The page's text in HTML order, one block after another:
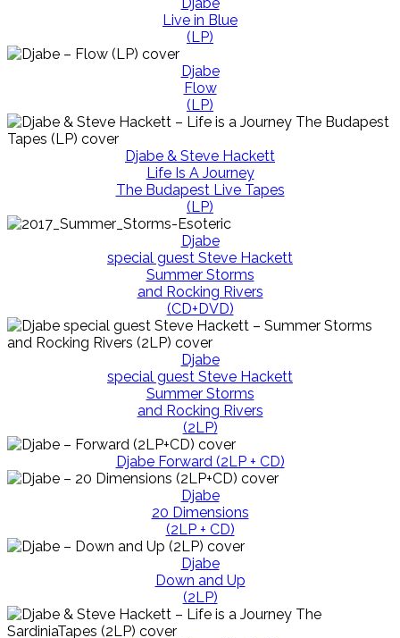
Live in Blue
(LP)
Djabe
Flow
(LP)
Djabe & Steve Hackett
Life Is A Journey
The Budapest Live Tapes
(LP)
Djabe
special guest Steve Hackett
Summer Storms
and Rocking Rivers
(CD+DVD)
Djabe
special guest Steve Hackett
Summer Storms
and Rocking Rivers
(2LP)
Djabe Forward (2LP + CD)
Djabe
20 Dimensions
(2LP + CD)
Djabe
Down and Up
(2LP)